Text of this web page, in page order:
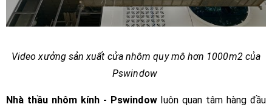
Video xưởng sản xuất cửa nhôm quy mô hơn 1000m2 của
Pswindow
Nhà thầu nhôm kính - Pswindowluôn quan tâm hàng đầu